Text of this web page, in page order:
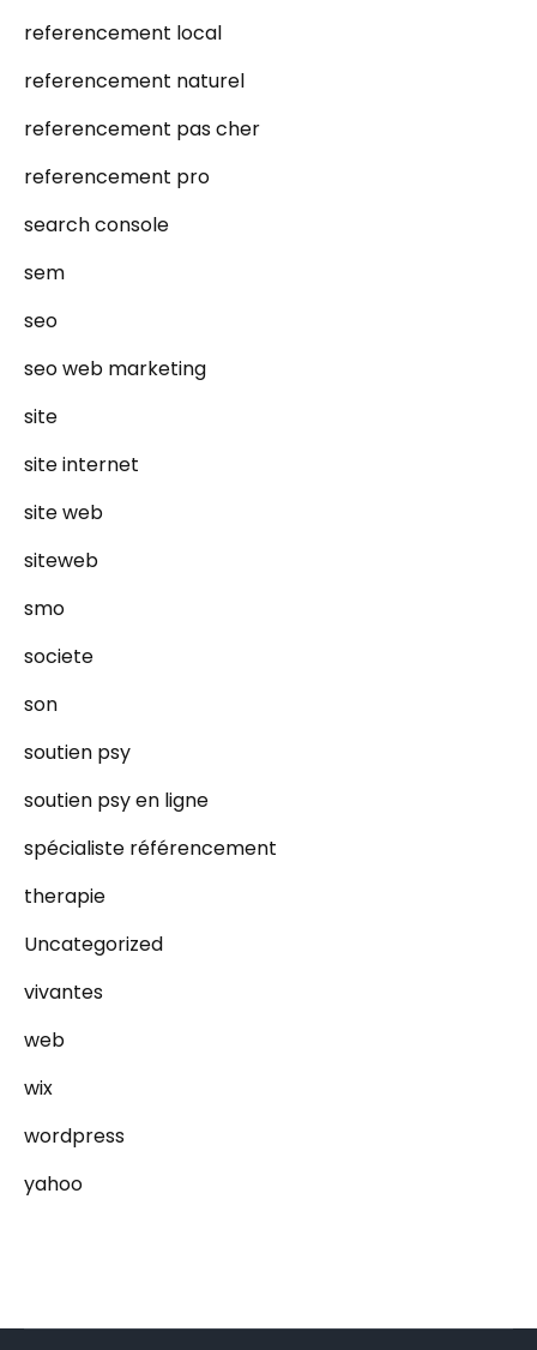
referencement local
referencement naturel
referencement pas cher
referencement pro
search console
sem
seo
seo web marketing
site
site internet
site web
siteweb
smo
societe
son
soutien psy
soutien psy en ligne
spécialiste référencement
therapie
Uncategorized
vivantes
web
wix
wordpress
yahoo